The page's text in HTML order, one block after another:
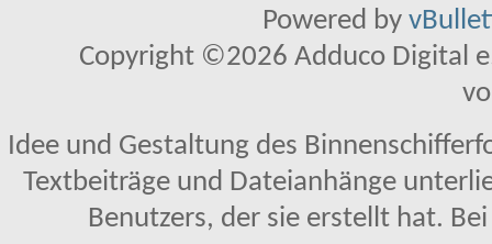
Powered by
Copyright ©2026 Adduco Digital
Idee und Gestaltung des
Textbeiträge und Dateianhänge
Benutzers, der sie erstellt hat.